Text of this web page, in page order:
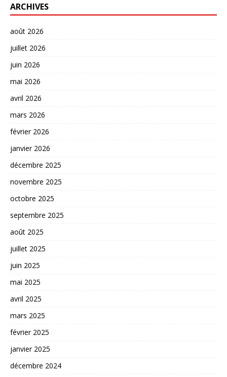
ARCHIVES
août 2026
juillet 2026
juin 2026
mai 2026
avril 2026
mars 2026
février 2026
janvier 2026
décembre 2025
novembre 2025
octobre 2025
septembre 2025
août 2025
juillet 2025
juin 2025
mai 2025
avril 2025
mars 2025
février 2025
janvier 2025
décembre 2024